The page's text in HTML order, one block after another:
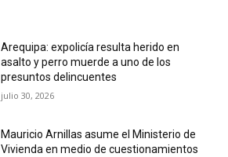
Arequipa: expolicía resulta herido en
asalto y perro muerde a uno de los
presuntos delincuentes
julio 30, 2026
Mauricio Arnillas asume el Ministerio de
Vivienda en medio de cuestionamientos